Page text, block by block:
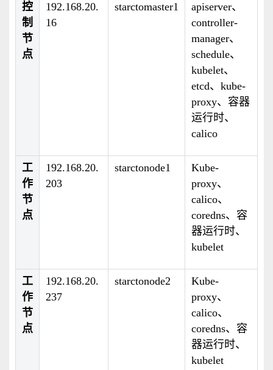
控
制
节
点
192.168.20.
16
starctomaster1
apiserver、
controller-
manager、
schedule、
kubelet、
etcd、kube-
proxy、容器
运行时、
calico
工
作
节
点
192.168.20.
203
starctonode1
Kube-
proxy、
calico、
coredns、容
器运行时、
kubelet
工
作
节
点
192.168.20.
237
starctonode2
Kube-
proxy、
calico、
coredns、容
器运行时、
kubelet